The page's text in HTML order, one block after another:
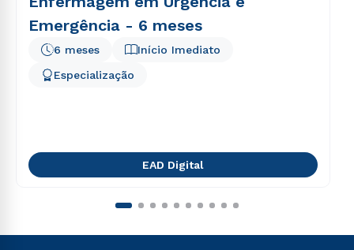
Emergência - 6 meses
Início Imediato
6 meses
Especialização
EAD Digital